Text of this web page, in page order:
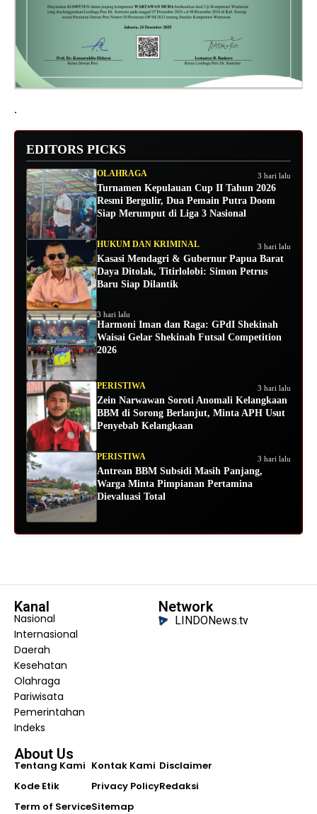
.
EDITORS PICKS
OLAHRAGA 3 hari lalu
Turnamen Kepulauan Cup II Tahun 2026
Resmi Bergulir, Dua Pemain Putra Doom
Siap Merumput di Liga 3 Nasional
HUKUM DAN KRIMINAL 3 hari lalu
Kasasi Mendagri & Gubernur Papua Barat
Daya Ditolak, Titirlolobi: Simon Petrus
Baru Siap Dilantik
3 hari lalu
Harmoni Iman dan Raga: GPdI Shekinah
Waisai Gelar Shekinah Futsal Competition
2026
PERISTIWA 3 hari lalu
Zein Narwawan Soroti Anomali Kelangkaan
BBM di Sorong Berlanjut, Minta APH Usut
Penyebab Kelangkaan
PERISTIWA 3 hari lalu
Antrean BBM Subsidi Masih Panjang,
Warga Minta Pimpianan Pertamina
Dievaluasi Total
Kanal
Nasional
Internasional
Daerah
Kesehatan
Olahraga
Pariwisata
Pemerintahan
Indeks
Network
LINDONews.tv
About Us
Tentang Kami
Kode Etik
Term of Service
Kontak Kami
Privacy Policy
Sitemap
Disclaimer
Redaksi